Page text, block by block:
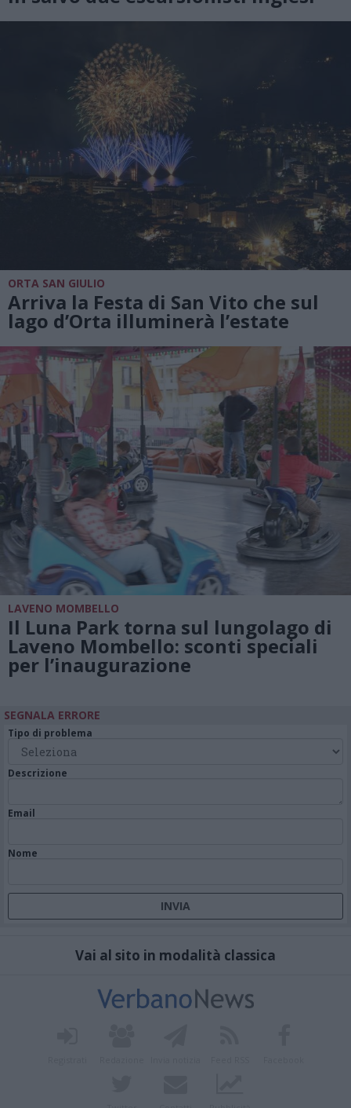
ORTA SAN GIULIO
Arriva la Festa di San Vito che sul
lago d’Orta illuminerà l’estate
LAVENO MOMBELLO
Il Luna Park torna sul lungolago di
Laveno Mombello: sconti speciali
per l’inaugurazione
SEGNALA ERRORE
Tipo di problema
Descrizione
Email
Nome
Vai al sito in modalità classica